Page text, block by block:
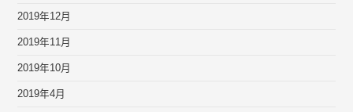
2019年12月
2019年11月
2019年10月
2019年4月